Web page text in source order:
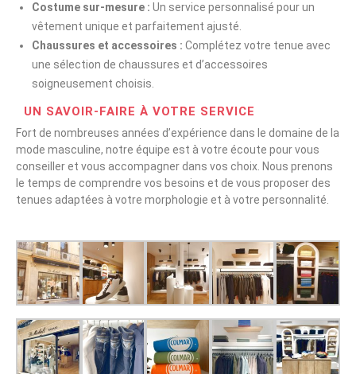
Costume sur-mesure : Un service personnalisé pour un
vêtement unique et parfaitement ajusté.
Chaussures et accessoires : Complétez votre tenue avec
une sélection de chaussures et d’accessoires
soigneusement choisis.
UN SAVOIR-FAIRE À VOTRE SERVICE
Fort de nombreuses années d’expérience dans le domaine de la
mode masculine, notre équipe est à votre écoute pour vous
conseiller et vous accompagner dans vos choix. Nous prenons
le temps de comprendre vos besoins et de vous proposer des
tenues adaptées à votre morphologie et à votre personnalité.